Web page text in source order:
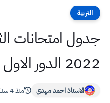
التربية
جدول امتحانات
2022 الدور الاول
الاستاذ احمد مهدي منذ 4 سنة